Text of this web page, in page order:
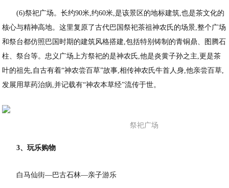
(6)祭祀广场。长约90米,约60米,是该景区的地标建筑,也是茶文化的
核心与精神高地。这里复原了古代巴国祭祀茶祖神农氏的场景,整个广场
和祭台都仿照巴国时期的建筑风格搭建,包括特别铸制的青铜鼎、图腾石
柱、祭台等。忠义广场上方祭祀的是神农氏,他是炎黄子孙之主,更是茶
叶的祖先,自古有着“神农尝百草”故事,相传神农氏牛首人身,他亲尝百草,
发展用草药治病,并记载有“神农本草经”流传于世。
祭祀广场
3、玩乐购物
白马仙街—巴古石林—亲子游乐